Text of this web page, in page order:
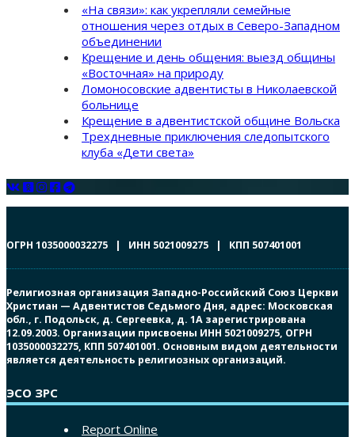
«На связи»: как укрепляли семейные
отношения через отдых в Северо-Западном
объединении
Крещение и день общения: выезд общины
«Восточная» на природу
Ломоносовские адвентисты в Николаевской
больнице
Крещение в адвентистской общине Вольска
Трехдневные приключения следопытского
клуба «Дети света»
ОГРН 1035000032275 | ИНН 5021009275 | КПП 507401001
Религиозная организация Западно-Российский Союз Церкви
Христиан — Адвентистов Седьмого Дня, адрес: Московская
обл., г. Подольск, д. Сергеевка, д. 1А зарегистрирована
12.09.2003. Организации присвоены ИНН 5021009275, ОГРН
1035000032275, КПП 507401001. Основным видом деятельности
является деятельность религиозных организаций.
ЭСО ЗРС
Report Online